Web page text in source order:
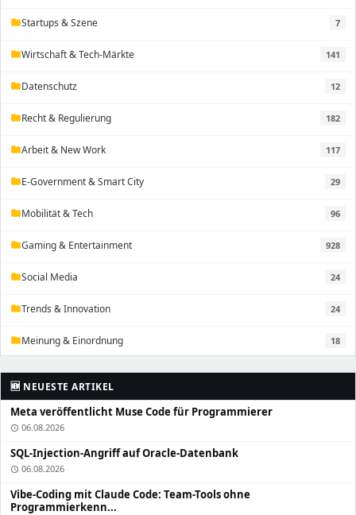
folderStartups & Szene 7
folderWirtschaft & Tech-Märkte 141
folderDatenschutz 12
folderRecht & Regulierung 182
folderArbeit & New Work 117
folderE-Government & Smart City 29
folderMobilität & Tech 96
folderGaming & Entertainment 928
folderSocial Media 24
folderTrends & Innovation 24
folderMeinung & Einordnung 18
🆕 NEUESTE ARTIKEL
Meta veröffentlicht Muse Code für Programmierer
schedule 06.08.2026
SQL-Injection-Angriff auf Oracle-Datenbank
schedule 06.08.2026
Vibe-Coding mit Claude Code: Team-Tools ohne
Programmierkenn...